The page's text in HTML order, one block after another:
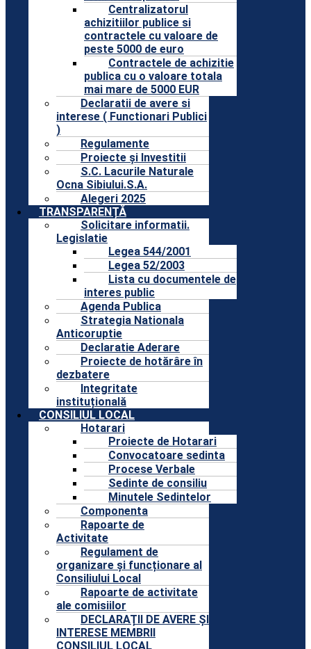
Centralizatorul
achizitiilor publice si
contractele cu valoare de
peste 5000 de euro
Contractele de achizitie
publica cu o valoare totala
mai mare de 5000 EUR
Declaratii de avere si
interese ( Functionari Publici
)
Regulamente
Proiecte și Investitii
S.C. Lacurile Naturale
Ocna Sibiului.S.A.
Alegeri 2025
TRANSPARENȚĂ
Solicitare informatii.
Legislatie
Legea 544/2001
Legea 52/2003
Lista cu documentele de
interes public
Agenda Publica
Strategia Nationala
Anticoruptie
Declaratie Aderare
Proiecte de hotărâre în
dezbatere
Integritate
instituțională
CONSILIUL LOCAL
Hotarari
Proiecte de Hotarari
Convocatoare sedinta
Procese Verbale
Sedinte de consiliu
Minutele Sedintelor
Componenta
Rapoarte de
Activitate
Regulament de
organizare și funcționare al
Consiliului Local
Rapoarte de activitate
ale comisiilor
DECLARAȚII DE AVERE ȘI
INTERESE MEMBRII
CONSILIUL LOCAL